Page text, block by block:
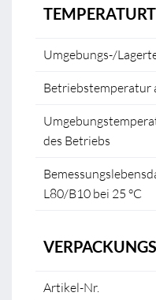
Umgebungs-/
Betriebstemperatur
des Betriebs
L80/B10 bei 25 °C
Artikel-Nr.